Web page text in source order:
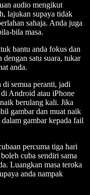
audio mengikut
lajukan supaya tidak
sahaja. Anda juga
bila masa.
bantu anda fokus dan
satu suara, tukar
anda.
di semua peranti, jadi
Android atau iPhone
berulang kali. Jika
gambar dan muat naik
gambar kepada fail
percuma tiga hari
cuba sendiri sama
Luangkan masa teroka
anda nampak